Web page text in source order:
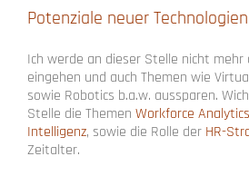
Potenziale neuer Technologien
Ich werde an dieser Stelle nicht mehr
eingehen und auch Themen wie
sowie Robotics b.a.w. aussparen.
Stelle die Themen Workforce Analytics
Intelligenz, sowie die Rolle der HR-
Zeitalter.